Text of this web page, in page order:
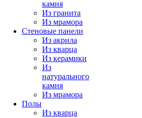
камня
Из гранита
Из мрамора
Стеновые панели
Из акрила
Из кварца
Из керамики
Из
натурального
камня
Из мрамора
Полы
Из кварца